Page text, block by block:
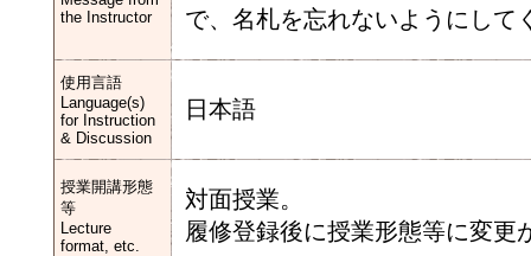
the Instructor
で、名札を忘れないようにして
使用言語
Language(s)
for Instruction
& Discussion
日本語
授業開講形態
等
Lecture
format, etc.
対面授業。
履修登録後に授業形態等に変更